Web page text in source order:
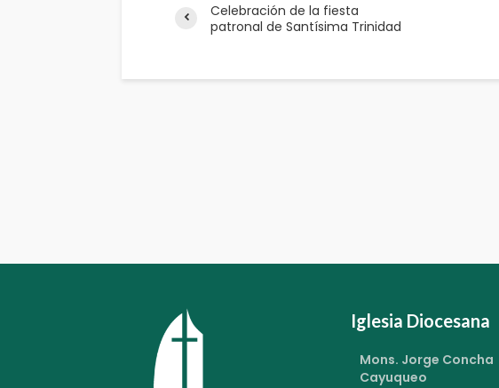
Celebración de la fiesta
patronal de Santísima Trinidad
Iglesia Diocesana
Mons. Jorge Concha
Cayuqueo